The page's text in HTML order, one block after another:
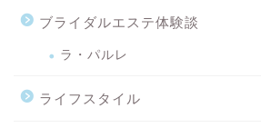
ブライダルエステ体験談
ラ・パルレ
ライフスタイル